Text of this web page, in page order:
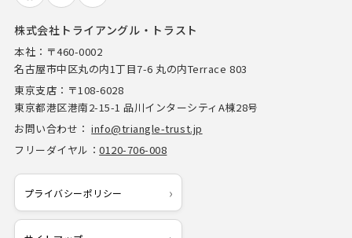
株式会社トライアングル・トラスト
本社：〒460-0002
名古屋市中区丸の内1丁目7-6 丸の内Terrace 803
東京支店：〒108-6028
東京都港区港南2-15-1 品川インターシティA棟28号
お問い合わせ：info@triangle-trust.jp
フリーダイヤル：0120-706-008
プライバシーポリシー